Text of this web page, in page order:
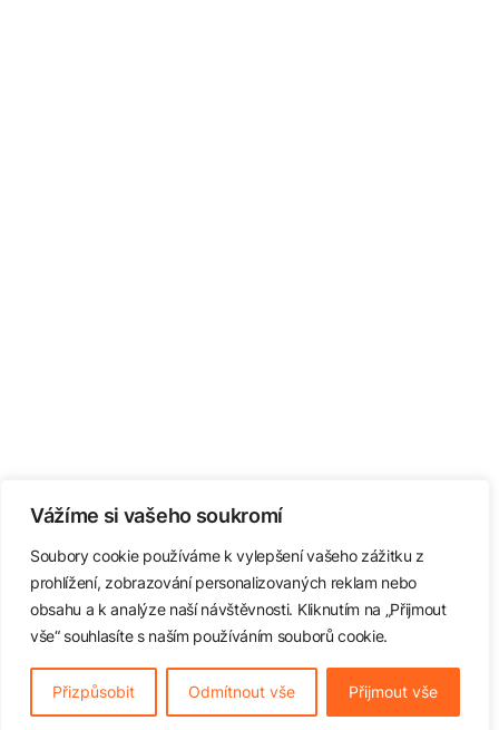
Vážíme si vašeho soukromí
Soubory cookie používáme k vylepšení vašeho zážitku z
prohlížení, zobrazování personalizovaných reklam nebo
obsahu a k analýze naší návštěvnosti. Kliknutím na „Přijmout
vše“ souhlasíte s naším používáním souborů cookie.
Přizpůsobit Odmítnout vše Přijmout vše